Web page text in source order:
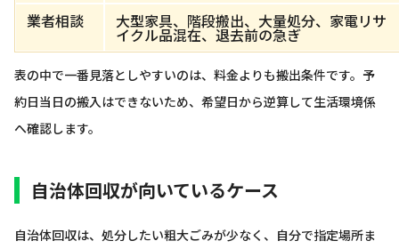
業者相談
大型家具、階段搬出、大量処分、家電リサ
イクル品混在、退去前の急ぎ
表の中で一番見落としやすいのは、料金よりも搬出条件です。予
約日当日の搬入はできないため、希望日から逆算して生活環境係
へ確認します。
自治体回収が向いているケース
自治体回収は、処分したい粗大ごみが少なく、自分で指定場所ま